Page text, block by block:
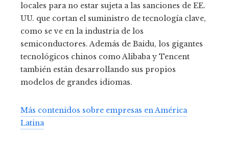
locales para no estar sujeta a las sanciones de EE.
UU. que cortan el suministro de tecnología clave,
como se ve en la industria de los
semiconductores. Además de Baidu, los gigantes
tecnológicos chinos como Alibaba y Tencent
también están desarrollando sus propios
modelos de grandes idiomas.
Más contenidos sobre empresas en América
Latina